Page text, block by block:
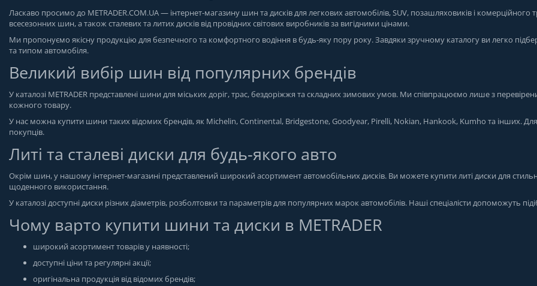
Ласкаво просимо до METRADER.COM.UA— інтернет-магазину шин та дисків для легкових автомобілів, SUV, позашляховиків і
всесезонних шин, а також сталевих та литих дисків від провідних світових виробників за вигідними цінами.
Ми пропонуємо якісну продукцію для безпечного та комфортного водіння в будь-яку пору року. Завдяки зручному каталогу ви легко
та типом автомобіля.
Великий вибір шин від популярних брендів
У каталозі METRADER представлені шини для міських доріг, трас, бездоріжжя та складних зимових умов. Ми співпрацюємо лише з
кожного товару.
У нас можна купити шини таких відомих брендів, як Michelin, Continental, Bridgestone, Goodyear, Pirelli, Nokian, Hankook, Kumho та інших. Для
покупців.
Литі та сталеві диски для будь-якого авто
Окрім шин, у нашому інтернет-магазині представлений широкий асортимент автомобільних дисків. Ви можете купити литі диски для
щоденного використання.
У каталозі доступні диски різних діаметрів, розболтовки та параметрів для популярних марок автомобілів. Наші спеціалісти допоможуть
Чому варто купити шини та диски в METRADER
широкий асортимент товарів у наявності;
доступні ціни та регулярні акції;
оригінальна продукція від відомих брендів;